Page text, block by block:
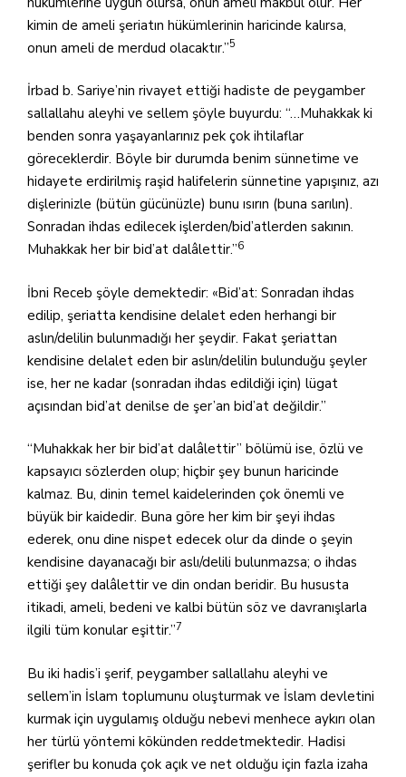
kimin de ameli şeriatın hükümlerinin haricinde kalırsa,
onun ameli de merdud olacaktır.”5
İrbad b. Sariye’nin rivayet ettiği hadiste de peygamber
sallallahu aleyhi ve sellem şöyle buyurdu: “…Muhakkak ki
benden sonra yaşayanlarınız pek çok ihtilaflar
göreceklerdir. Böyle bir durumda benim sünnetime ve
hidayete erdirilmiş raşid halifelerin sünnetine yapışınız, azı
dişlerinizle (bütün gücünüzle) bunu ısırın (buna sarılın).
Sonradan ihdas edilecek işlerden/bid’atlerden sakının.
Muhakkak her bir bid’at dalâlettir.”6
İbni Receb şöyle demektedir: «Bid’at: Sonradan ihdas
edilip, şeriatta kendisine delalet eden herhangi bir
aslın/delilin bulunmadığı her şeydir. Fakat şeriattan
kendisine delalet eden bir aslın/delilin bulunduğu şeyler
ise, her ne kadar (sonradan ihdas edildiği için) lügat
açısından bid’at denilse de şer’an bid’at değildir.”
“Muhakkak her bir bid’at dalâlettir” bölümü ise, özlü ve
kapsayıcı sözlerden olup; hiçbir şey bunun haricinde
kalmaz. Bu, dinin temel kaidelerinden çok önemli ve
büyük bir kaidedir. Buna göre her kim bir şeyi ihdas
ederek, onu dine nispet edecek olur da dinde o şeyin
kendisine dayanacağı bir aslı/delili bulunmazsa; o ihdas
ettiği şey dalâlettir ve din ondan beridir. Bu hususta
itikadi, ameli, bedeni ve kalbi bütün söz ve davranışlarla
ilgili tüm konular eşittir.”7
Bu iki hadis’i şerif, peygamber sallallahu aleyhi ve
sellem’in İslam toplumunu oluşturmak ve İslam devletini
kurmak için uygulamış olduğu nebevi menhece aykırı olan
her türlü yöntemi kökünden reddetmektedir. Hadisi
şerifler bu konuda çok açık ve net olduğu için fazla izaha